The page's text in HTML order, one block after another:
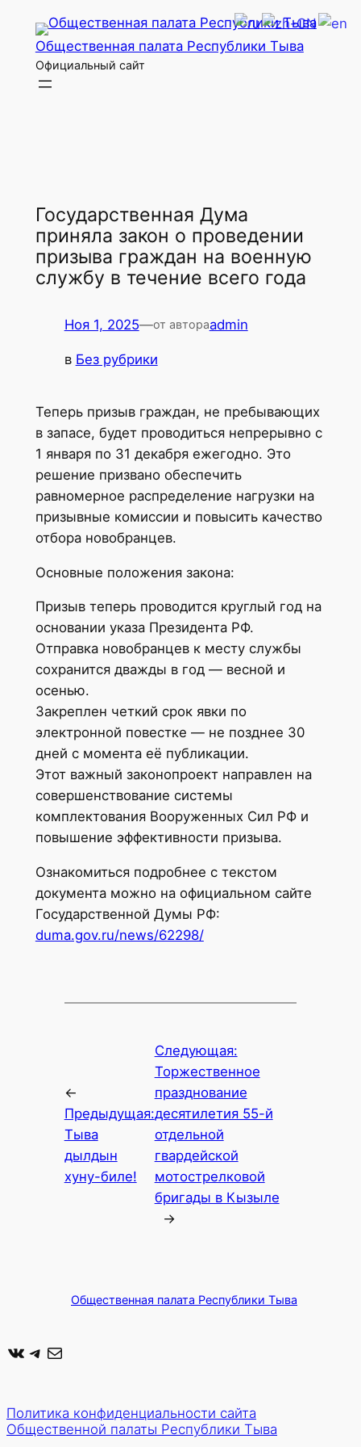
Перейти
содержимому
Общественная палата Республики Тыва
Официальный сайт
Государственная Дума
приняла закон о проведении
призыва граждан на военную
службу в течение всего года
Ноя 1, 2025—от автораadmin
в Без рубрики
Теперь призыв граждан, не пребывающих
в запасе, будет проводиться непрерывно с
1 января по 31 декабря ежегодно. Это
решение призвано обеспечить
равномерное распределение нагрузки на
призывные комиссии и повысить качество
отбора новобранцев.
Основные положения закона:
Призыв теперь проводится круглый год на
основании указа Президента РФ.
Отправка новобранцев к месту службы
сохранится дважды в год — весной и
осенью.
Закреплен четкий срок явки по
электронной повестке — не позднее 30
дней с момента её публикации.
Этот важный законопроект направлен на
совершенствование системы
комплектования Вооруженных Сил РФ и
повышение эффективности призыва.
Ознакомиться подробнее с текстом
документа можно на официальном сайте
Государственной Думы РФ:
duma.gov.ru/news/62298/
←
Предыдущая:
Тыва
дылдын
хуну-биле!
Следующая:
Торжественное
празднование
десятилетия 55-й
отдельной
гвардейской
мотострелковой
бригады в Кызыле
→
Общественная палата Республики Тыва
ВКонтакте Telegram Почта
Политика конфиденциальности сайта
Общественной палаты Республики Тыва